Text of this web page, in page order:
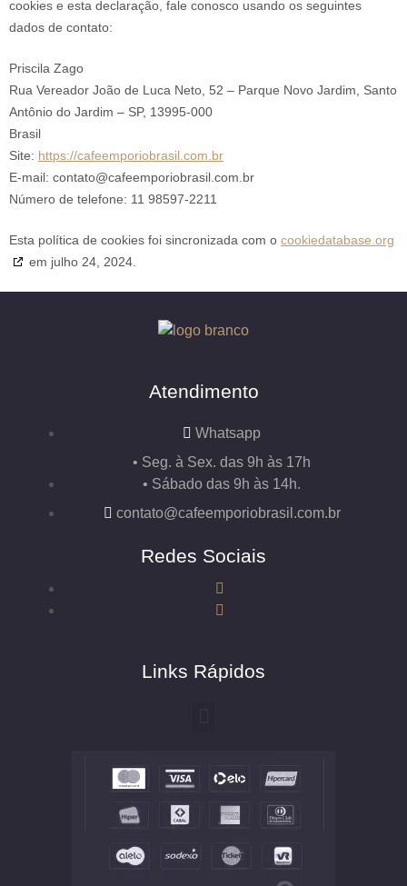
cookies e esta declaração, fale conosco usando os seguintes
dados de contato:
Priscila Zago
Rua Vereador João de Luca Neto, 52 – Parque Novo Jardim, Santo
Antônio do Jardim – SP, 13995-000
Brasil
Site: https://cafeemporiobrasil.com.br
E-mail: contato@cafeemporiobrasil.com.br
Número de telefone: 11 98597-2211
Esta política de cookies foi sincronizada com o cookiedatabase.org
em julho 24, 2024.
Atendimento
Whatsapp
• Seg. à Sex. das 9h às 17h
• Sábado das 9h às 14h.
contato@cafeemporiobrasil.com.br
Redes Sociais
Links Rápidos